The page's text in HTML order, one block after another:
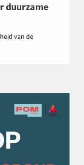
duurzame
van de